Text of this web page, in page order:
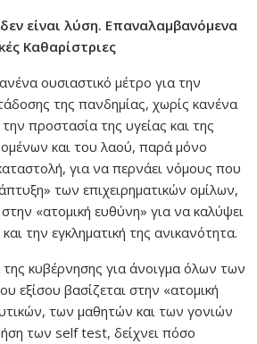
είναι λύση. Επαναλαμβανόμενα
Καθαρίστριες
ουσιαστικό μέτρο για την
της πανδημίας, χωρίς κανένα
προστασία της υγείας και της
και του λαού, παρά μόνο
για να περνάει νόμους που
των επιχειρηματικών ομίλων,
«ατομική ευθύνη» για να καλύψει
την εγκληματική της ανικανότητα.
της κυβέρνησης για άνοιγμα όλων των
εξίσου βασίζεται στην «ατομική
των μαθητών και των γονιών
των self test, δείχνει πόσο